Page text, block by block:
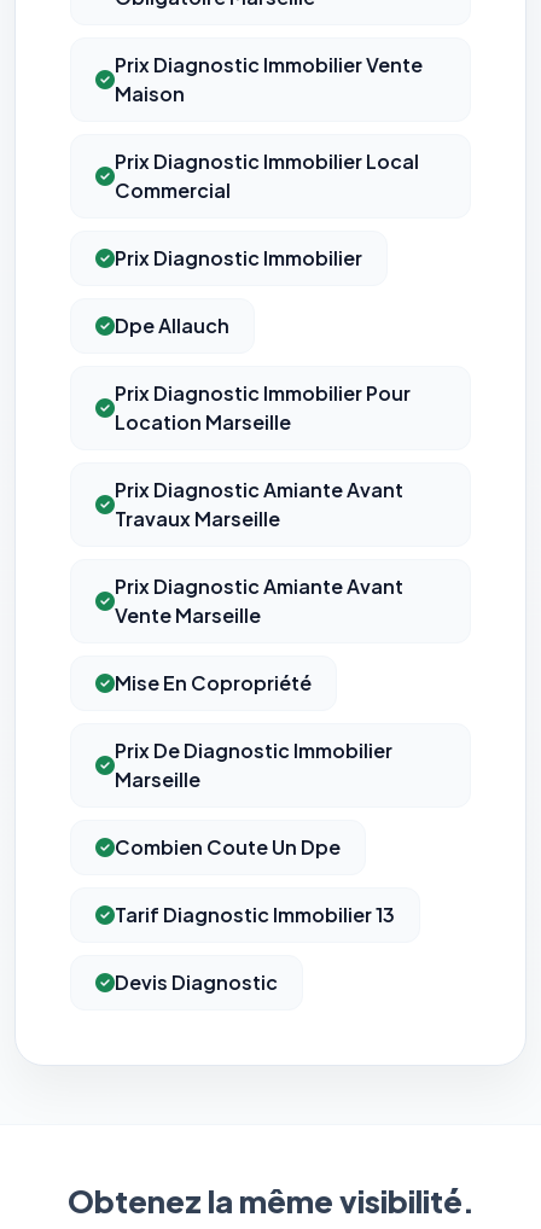
Prix Diagnostic Immobilier Vente
Maison
Prix Diagnostic Immobilier Local
Commercial
Prix Diagnostic Immobilier
Dpe Allauch
Prix Diagnostic Immobilier Pour
Location Marseille
Prix Diagnostic Amiante Avant
Travaux Marseille
Prix Diagnostic Amiante Avant
Vente Marseille
Mise En Copropriété
Prix De Diagnostic Immobilier
Marseille
Combien Coute Un Dpe
Tarif Diagnostic Immobilier 13
Devis Diagnostic
Obtenez la même visibilité.
confidentialité(section Traceurs dans les Courriels).